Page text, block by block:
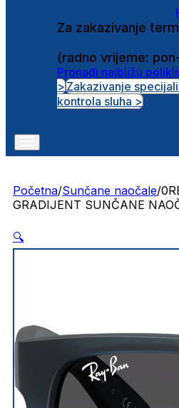
Za zakazivanje
(radno vrijeme:
Pronađi najbližu
>Zakazivanje
kontrola sluha >
Početna/Sunčane naočale/
GRADIJENT SUNČANE
🔍